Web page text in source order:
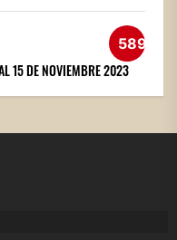
589
15 DE NOVIEMBRE 2023